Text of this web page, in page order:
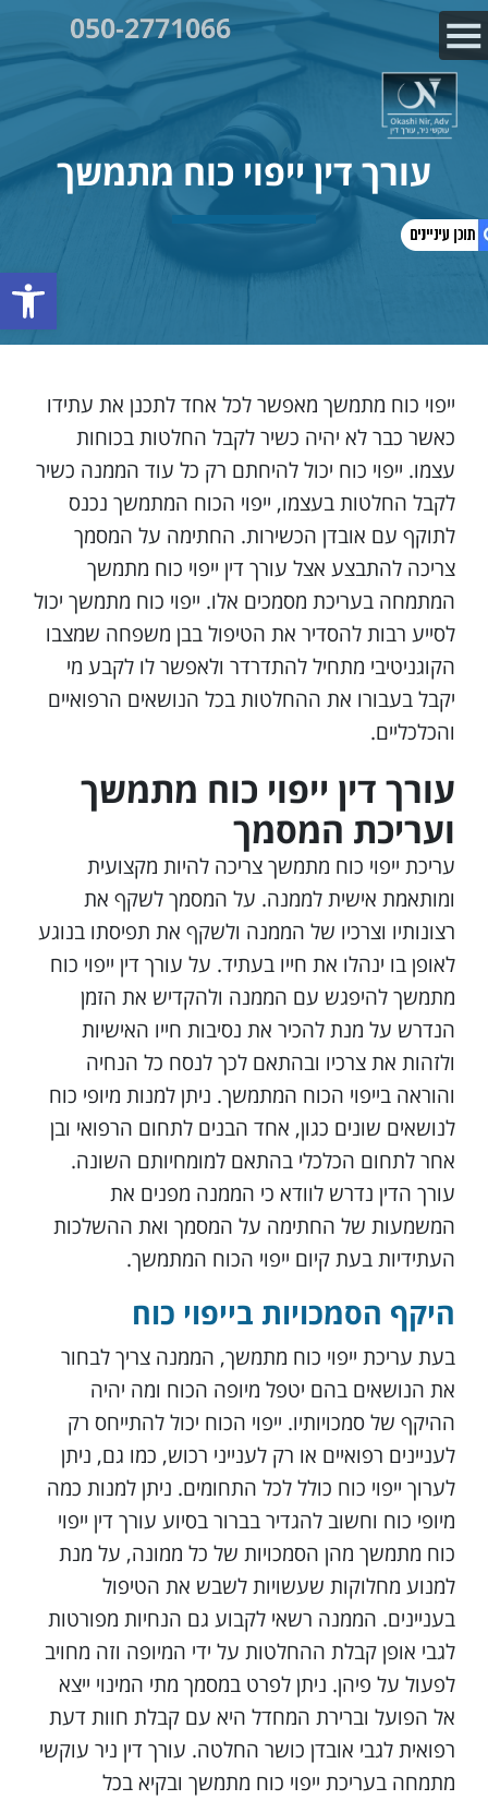
2. עורך דין ייפוי כח מתמשך
11. עורך דין ייפוי כוח מתמשך ועריכת המסמך
12. עורך דין ייפוי כוח מתמשך
13. עורך דין ייפוי כוח מתמשך ועריכת המסמך
14. עורך דין ייפוי כח מתמשך והכשרה לתפקיד
15. עו"ד ייפוי כוח מתמשך ומינוי מיופי כוח
050-2771066
עורך דין ייפוי כוח מתמשך
ייפוי כוח מתמשך מאפשר לכל אחד לתכנן את עתידו
כאשר כבר לא יהיה כשיר לקבל החלטות בכוחות
עצמו. ייפוי כוח יכול להיחתם רק כל עוד הממנה כשיר
לקבל החלטות בעצמו, ייפוי הכוח המתמשך נכנס
לתוקף עם אובדן הכשירות. החתימה על המסמך
צריכה להתבצע אצל עורך דין ייפוי כוח מתמשך
המתמחה בעריכת מסמכים אלו. ייפוי כוח מתמשך יכול
לסייע רבות להסדיר את הטיפול בבן משפחה שמצבו
הקוגניטיבי מתחיל להתדרדר ולאפשר לו לקבע מי
יקבל בעבורו את ההחלטות בכל הנושאים הרפואיים
והכלכליים.
עורך דין ייפוי כוח מתמשך
ועריכת המסמך
עריכת ייפוי כוח מתמשך צריכה להיות מקצועית
ומותאמת אישית לממנה. על המסמך לשקף את
רצונותיו וצרכיו של הממנה ולשקף את תפיסתו בנוגע
לאופן בו ינהלו את חייו בעתיד. על עורך דין ייפוי כוח
מתמשך להיפגש עם הממנה ולהקדיש את הזמן
הנדרש על מנת להכיר את נסיבות חייו האישיות
ולזהות את צרכיו ובהתאם לכך לנסח כל הנחיה
והוראה בייפוי הכוח המתמשך. ניתן למנות מיופי כוח
לנושאים שונים כגון, אחד הבנים לתחום הרפואי ובן
אחר לתחום הכלכלי בהתאם למומחיותם השונה.
עורך הדין נדרש לוודא כי הממנה מפנים את
המשמעות של החתימה על המסמך ואת ההשלכות
העתידיות בעת קיום ייפוי הכוח המתמשך.
היקף הסמכויות בייפוי כוח
בעת עריכת ייפוי כוח מתמשך, הממנה צריך לבחור
את הנושאים בהם יטפל מיופה הכוח ומה יהיה
ההיקף של סמכויותיו. ייפוי הכוח יכול להתייחס רק
לעניינים רפואיים או רק לענייני רכוש, כמו גם, ניתן
לערוך ייפוי כוח כולל לכל התחומים. ניתן למנות כמה
מיופי כוח וחשוב להגדיר בברור בסיוע עורך דין ייפוי
כוח מתמשך מהן הסמכויות של כל ממונה, על מנת
למנוע מחלוקות שעשויות לשבש את הטיפול
בעניינים. הממנה רשאי לקבוע גם הנחיות מפורטות
לגבי אופן קבלת ההחלטות על ידי המיופה וזה מחויב
לפעול על פיהן. ניתן לפרט במסמך מתי המינוי ייצא
אל הפועל וברירת המחדל היא עם קבלת חוות דעת
רפואית לגבי אובדן כושר החלטה. עורך דין ניר עוקשי
מתמחה בעריכת ייפוי כוח מתמשך ובקיא בכל